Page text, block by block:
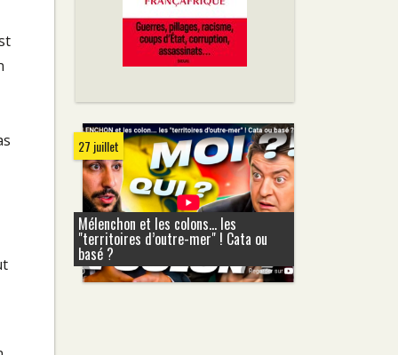
27 juillet
Mélenchon et les colons... les
"territoires d’outre-mer" ! Cata ou
basé ?